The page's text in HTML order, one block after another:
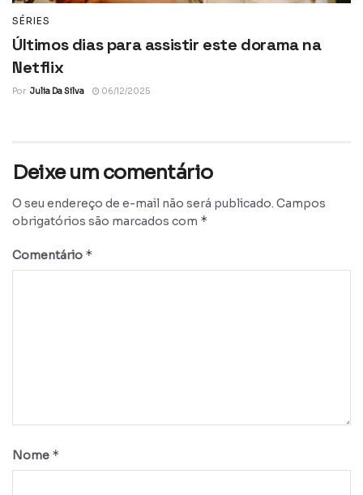
SÉRIES
Últimos dias para assistir este dorama na
Netflix
Por Julia Da Silva 06/12/2025
Deixe um comentário
O seu endereço de e-mail não será publicado. Campos
obrigatórios são marcados com *
Comentário *
Nome *